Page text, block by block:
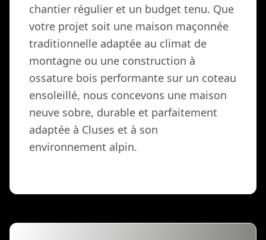
chantier régulier et un budget tenu. Que
votre projet soit une maison maçonnée
traditionnelle adaptée au climat de
montagne ou une construction à
ossature bois performante sur un coteau
ensoleillé, nous concevons une maison
neuve sobre, durable et parfaitement
adaptée à Cluses et à son
environnement alpin.